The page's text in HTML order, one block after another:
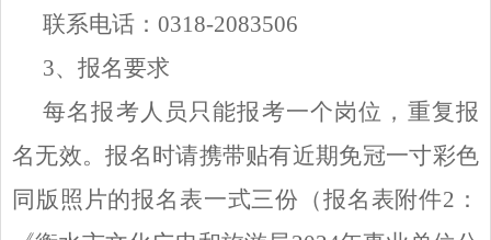
联系电话： 0318-2083506
3、报名要求
每名报考人员只能报考一个岗位，重复报
名无效。报名时请携带贴有近期免冠一寸彩色
同版照片的报名表一式三份（报名表附件2：